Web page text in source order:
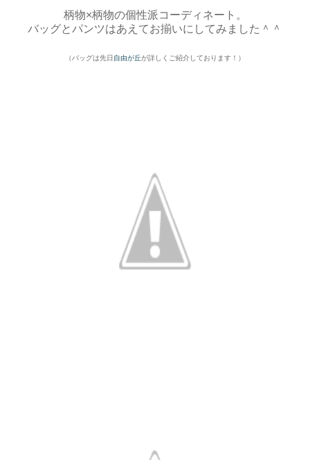
柄物×柄物の個性派コーディネート。
バッグとパンツはあえてお揃いにしてみました＾＾
（バッグは先日 自由が丘が詳しくご紹介しております！）